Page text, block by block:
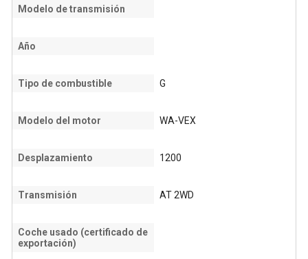
Modelo de transmisión
Año
Tipo de combustible G
Modelo del motor WA-VEX
Desplazamiento 1200
Transmisión AT 2WD
Coche usado (certificado de
exportación)